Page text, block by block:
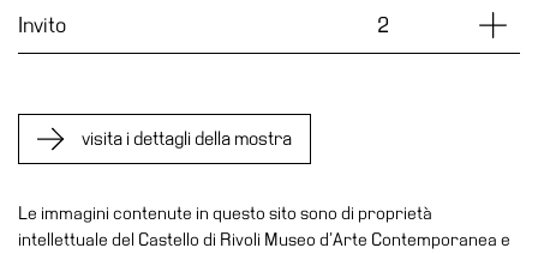
Scuole
Visite
Progetto
Invito 2
visita i dettagli della mostra
Le immagini contenute in questo sito sono di proprietà
intellettuale del Castello di Rivoli Museo d’Arte Contemporanea e